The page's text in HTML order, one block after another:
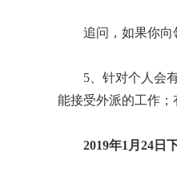
追问，如果你向
5、针对个人会
能接受外派的工作；
2019年1月24日